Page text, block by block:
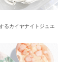
るカイヤナイトジュエ